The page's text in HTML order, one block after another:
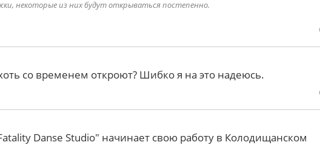
некоторые из них будут открываться постепенно.
со временем откроют? Шибко я на это надеюсь.
Danse Studio" начинает свою работу в Колодищанском